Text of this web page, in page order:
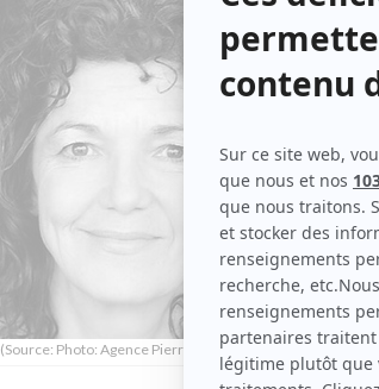
(Source: Photo: Agence Pierre Noiseux)